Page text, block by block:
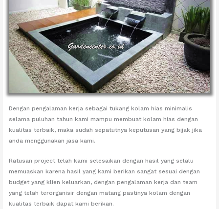
Dengan pengalaman kerja sebagai tukang kolam hias minimalis
selama puluhan tahun kami mampu membuat kolam hias dengan
kualitas terbaik, maka sudah sepatutnya keputusan yang bijak jika
anda menggunakan jasa kami.
Ratusan project telah kami selesaikan dengan hasil yang selalu
memuaskan karena hasil yang kami berikan sangat sesuai dengan
budget yang klien keluarkan, dengan pengalaman kerja dan team
yang telah terorganisir dengan matang pastinya kolam dengan
kualitas terbaik dapat kami berikan.